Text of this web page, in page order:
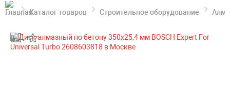
Каталог товаров Строительное оборудование